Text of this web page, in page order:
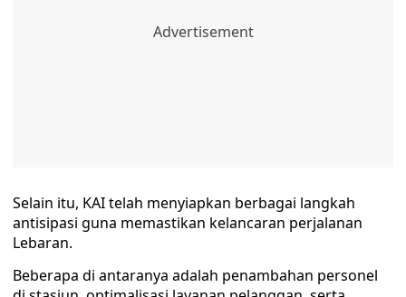
Selain itu, KAI telah menyiapkan berbagai langkah
antisipasi guna memastikan kelancaran perjalanan
Lebaran.
Beberapa di antaranya adalah penambahan personel